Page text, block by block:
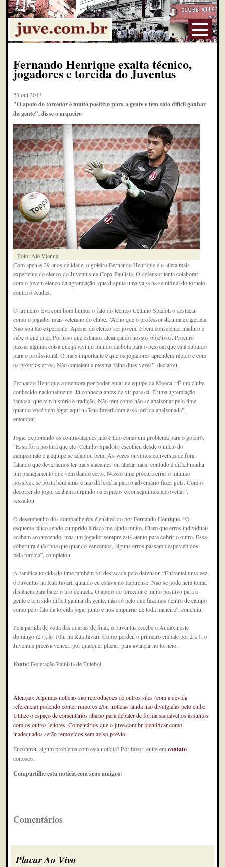
Fernando Henrique exalta técnico,
jogadores e torcida do Juventus
23 out 2013
"O apoio do torcedor é muito positivo para a gente e tem sido difícil ganhar
da gente", disse o arqueiro
Foto: Ale Vianna
Com apenas 29 anos de idade, o goleiro Fernando Henrique é o atleta mais
experiente do elenco do Juventus na Copa Paulista. O defensor tenta colaborar
com o jovem elenco da agremiação, que disputa uma vaga na semifinal do torneio
contra o Audax.
O arqueiro leva com bom humor o fato do técnico Celinho Spadoti o destacar
como o jogador mais veterano do clube. “Acho que o professor dá uma exagerada.
Não sou tão experiente. Apesar do elenco ser jovem, é bem consciente, maduro e
sabe o que quer. Por isso que estamos alcançando nossos objetivos. Procuro
passar alguma coisa que já vivi no mundo da bola para o pessoal que está subindo
para o profissional. O mais importante é que os jogadores aprendem rápido e com
os próprios erros. Não cometem a mesma falha duas vezes”, declarou.
Fernando Henrique comemora por poder atuar na equipe da Mooca. “É um clube
conhecido nacionalmente. Já conhecia antes de vir para cá. É uma agremiação
famosa, que tem história e tradição. Não tem como não se apaixonar pelo time
quando você vem jogar aqui na Rua Javari com essa torcida apaixonada”,
emendou.
Jogar explorando os contra-ataques não é tido como um problema para o goleiro.
“Essa foi a postura que ele (Celinho Spadoti) escolheu desde o início do
campeonato e a equipe se adaptou bem. Ás vezes ouvimos conversas de fora
falando que deveríamos ter mais atacantes ou atacar mais, contudo é difícil mudar
um planejamento que vem dando certo. Nosso time procura errar o mínimo
possível, se posta bem atrás e não dá brecha para o adversário fazer gols. Com o
decorrer do jogo, acabam surgindo os espaços e conseguimos aproveitar”,
ressaltou.
O desempenho dos companheiros é enaltecido por Fernando Henrique. “O
esquema tático sendo cumprido à risca me ajuda muito. Claro que erros individuais
acabam acontecendo, mas um jogador sempre está atento para cobrir o outro. Essa
cobertura é tão boa que quando vencemos, alguns erros passam despercebidos
pela torcida”, completou.
A fanática torcida do time também foi destacada pelo defensor. “Enfrentei uma vez
o Juventus na Rua Javari, quando eu estava no Itapirense. Não se pode nem tomar
distância para bater o tiro de meta. O apoio do torcedor é muito positivo para a
gente e tem sido difícil ganhar da gente, não só pelo que fazemos dentro de campo
como pelo fato da torcida jogar junto e nos empurrar de toda maneira”, concluiu.
Pela partida de volta das quartas de final, o Juventus recebe o Audax neste
domingo (27), às 10h, na Rua Javari. Como perdeu o primeiro embate por 2 a 1, o
Juventus precisa vencer, por qualquer placar, para avançar no torneio.
Fonte:Federação Paulista de Futebol
Atenção: Algumas notícias são reproduções de outros sites (com a devida
referência) podendo conter rumores e/ou notícias ainda não divulgadas pelo clube.
Utilize o espaço de comentários abaixo para debater de forma saudável os assuntos
com os outros leitores. Comentários que o juve.com.br identificar como
inadequados serão removidos sem aviso prévio.
Encontrou algum problema com esta notícia? Por favor, entre emcontato
conosco.
Compartilhe esta notícia com seus amigos:
Comentários
Placar Ao Vivo